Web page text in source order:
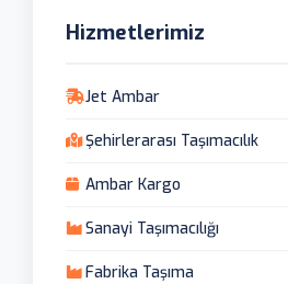
Hizmetlerimiz
Jet Ambar
Şehirlerarası Taşımacılık
Ambar Kargo
Sanayi Taşımacılığı
Fabrika Taşıma